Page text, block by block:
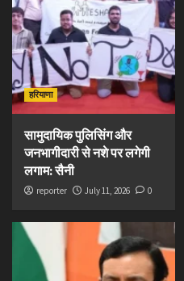
हरियाणा
सामुदायिक पुलिसिंग और
जनभागीदारी से नशे पर लगेगी
लगाम: सैनी
reporter July 11, 2026 0